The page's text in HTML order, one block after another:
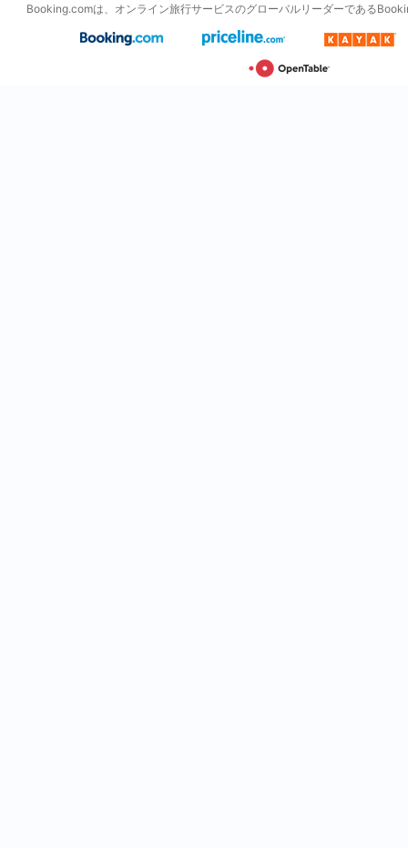
Booking.comは、オンライン旅行サービスのグローバルリーダーである